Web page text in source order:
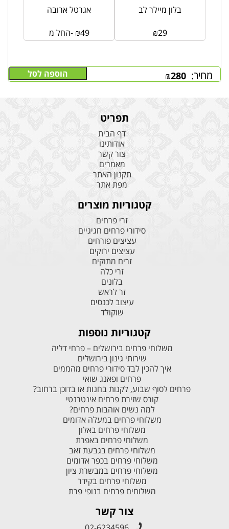
מחיר: ₪280 הוספה לסל
אגרטל ארובה
החל מ- ₪49
בלון מיילר לב
₪29
תפריט
דף הבית
אודותינו
צור קשר
מאמרים
תקנון האתר
מפת אתר
קטגוריות מוצרים
זרי פרחים
סידורי פרחים חגיגיים
עציצים פורחים
עציצים ירוקים
זרים מתוקים
זרי כלה
בלונים
זר לראש
עיצוב לכנסים
שוקולד
קטגוריות נוספות
משלוחי פרחים בירושלים – פרחי דליה
שירותי גינון בירושלים
איך להכין לבד סידורי פרחים מהממים
פרחים ופאנג שואי
פרחים לסוף שבוע, לקנות בחנות או בדוכן ברחוב?
קורס שזירת פרחים אינטרנטי
למה נשים אוהבות פרחים?
משלוחי פרחים במעלה אדומים
משלוחי פרחים באלון
משלוחי פרחים באפרת
משלוחי פרחים בגבעת זאב
משלוחי פרחים בכפר אדומים
משלוחי פרחים במבשרת ציון
משלוחי פרחים בקידר
משלוחים פרחים בנופי פרת
צור קשר